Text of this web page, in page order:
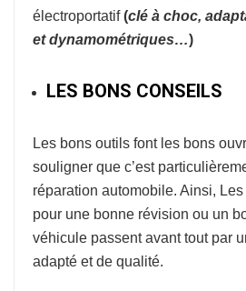
électroportatif (clé à choc,
et dynamométriques…)
LES BONS CONSEILS
Les bons outils font les bons
souligner que c’est
réparation automobile. Ainsi,
pour une bonne révision ou un
véhicule passent avant tout par
adapté et de qualité.